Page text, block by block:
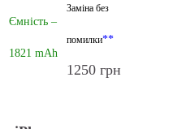
Ємність –
1821 mAh
Заміна без
помилки**
1250 грн